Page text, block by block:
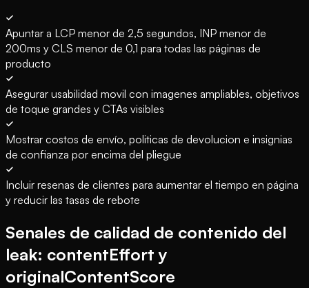
Apuntar a LCP menor de 2,5 segundos, INP menor de
200ms y CLS menor de 0,1 para todas las páginas de
producto
Asegurar usabilidad movil con imagenes ampliables, objetivos
de toque grandes y CTAs visibles
Mostrar costos de envío, politicas de devolucion e insignias
de confianza por encima del pliegue
Incluir resenas de clientes para aumentar el tiempo en página
y reducir las tasas de rebote
Senales de calidad de contenido del
leak: contentEffort y
originalContentScore